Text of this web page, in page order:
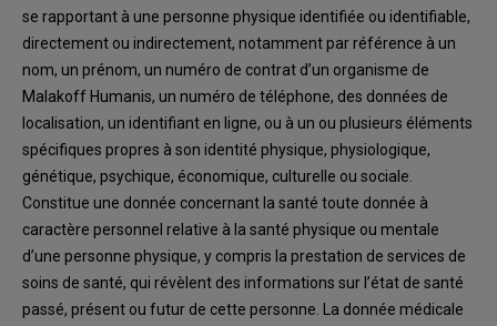
se rapportant à une personne physique identifiée ou identifiable,
directement ou indirectement, notamment par référence à un
nom, un prénom, un numéro de contrat d’un organisme de
Malakoff Humanis, un numéro de téléphone, des données de
localisation, un identifiant en ligne, ou à un ou plusieurs éléments
spécifiques propres à son identité physique, physiologique,
génétique, psychique, économique, culturelle ou sociale
Constitue une donnée concernant la santé toute donnée à
caractère personnel relative à la santé physique ou mentale
d’une personne physique, y compris la prestation de services de
soins de santé, qui révèlent des informations sur l’état de santé
passé, présent ou futur de cette personne . La donnée médicale